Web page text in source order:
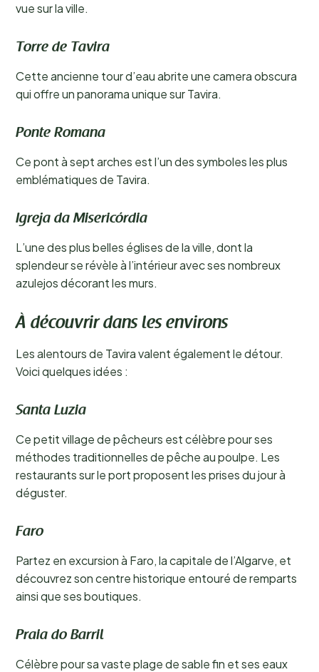
vue sur la ville.
Torre de Tavira
Cette ancienne tour d’eau abrite une camera obscura
qui offre un panorama unique sur Tavira.
Ponte Romana
Ce pont à sept arches est l’un des symboles les plus
emblématiques de Tavira.
Igreja da Misericórdia
L’une des plus belles églises de la ville, dont la
splendeur se révèle à l’intérieur avec ses nombreux
azulejos décorant les murs.
À découvrir dans les environs
Les alentours de Tavira valent également le détour.
Voici quelques idées :
Santa Luzia
Ce petit village de pêcheurs est célèbre pour ses
méthodes traditionnelles de pêche au poulpe. Les
restaurants sur le port proposent les prises du jour à
déguster.
Faro
Partez en excursion à Faro, la capitale de l’Algarve, et
découvrez son centre historique entouré de remparts
ainsi que ses boutiques.
Praia do Barril
Célèbre pour sa vaste plage de sable fin et ses eaux